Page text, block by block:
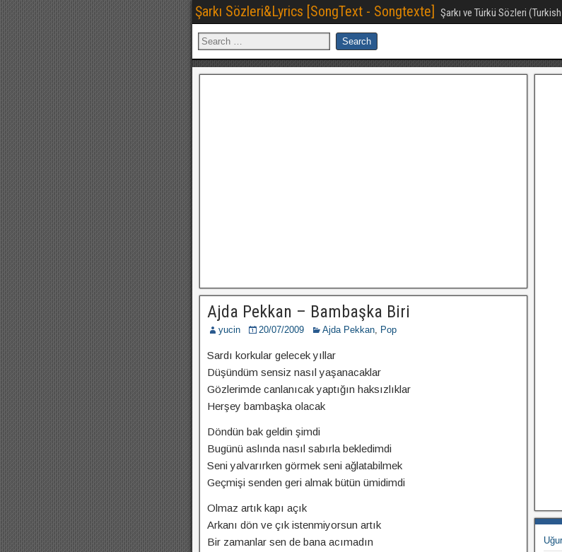
Şarkı Sözleri&Lyrics [SongText - Songtexte] Şarkı ve Türkü Sözleri
Ajda Pekkan – Bambaşka Biri
yucin 20/07/2009 Ajda Pekkan, Pop
Sardı korkular gelecek yıllar
Düşündüm sensiz nasıl yaşanacaklar
Gözlerimde canlanıcak yaptığın haksızlıklar
Herşey bambaşka olacak
Döndün bak geldin şimdi
Bugünü aslında nasıl sabırla bekledimdi
Seni yalvarırken görmek seni ağlatabilmek
Geçmişi senden geri almak bütün ümidimdi
Olmaz artık kapı açık
Arkanı dön ve çık istenmiyorsun artık
Bir zamanlar sen de bana acımadın